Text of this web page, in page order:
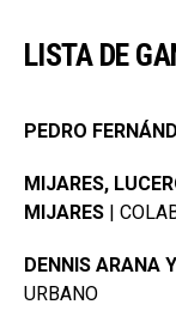
LISTA DE
PEDRO
MIJARES,
MIJARES |
DENNIS ARANA
URBANO